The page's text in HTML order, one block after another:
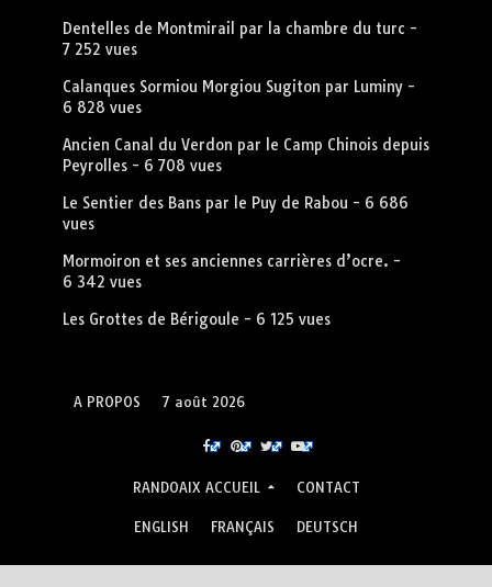
Dentelles de Montmirail par la chambre du turc -
7 252 vues
Calanques Sormiou Morgiou Sugiton par Luminy-
6 828 vues
Ancien Canal du Verdon par le Camp Chinois depuis
Peyrolles- 6 708 vues
Le Sentier des Bans par le Puy de Rabou - 6 686
vues
Mormoiron et ses anciennes carrières d’ocre. -
6 342 vues
Les Grottes de Bérigoule - 6 125 vues
A PROPOS 7 août 2026
RANDOAIX ACCUEIL CONTACT
ENGLISH FRANÇAIS DEUTSCH